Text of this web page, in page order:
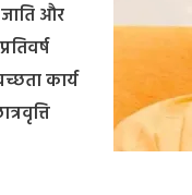
और
कार्य